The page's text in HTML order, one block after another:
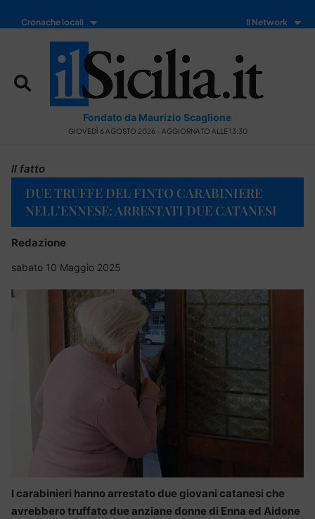
Cronache locali Il Network
Fondato da Maurizio Scaglione
GIOVEDÌ 6 AGOSTO 2026 - AGGIORNATO ALLE 13:30
Il fatto
DUE TRUFFE DEL FINTO CARABINIERE
NELL’ENNESE: ARRESTATI DUE CATANESI
Redazione
sabato 10 Maggio 2025
I carabinieri hanno arrestato due giovani catanesi che
avrebbero truffato due anziane donne di Enna ed Aidone